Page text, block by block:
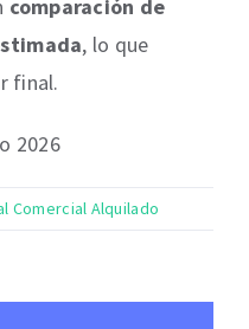
comparación de
, lo que
final.
2026
Comercial Alquilado